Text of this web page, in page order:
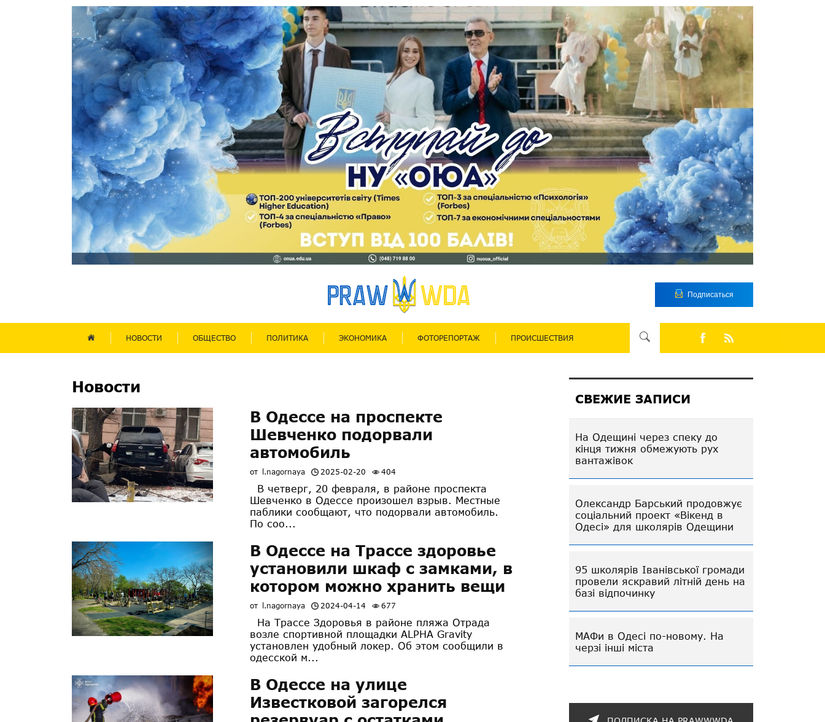
Подписаться
НОВОСТИ ОБЩЕСТВО ПОЛИТИКА ЭКОНОМИКА ФОТОРЕПОРТАЖ ПРОИСШЕСТВИЯ
Новости
В Одессе на проспекте
Шевченко подорвали
автомобиль
от l.nagornaya 2025-02-20 404
В четверг, 20 февраля, в районе проспекта
Шевченко в Одессе произошел взрыв. Местные
паблики сообщают, что подорвали автомобиль.
По соо...
В Одессе на Трассе здоровье
установили шкаф с замками, в
котором можно хранить вещи
от l.nagornaya 2024-04-14 677
На Трассе Здоровья в районе пляжа Отрада
возле спортивной площадки ALPHA Gravity
установлен удобный локер. Об этом сообщили в
одесской м...
В Одессе на улице
Известковой загорелся
СВЕЖИЕ ЗАПИСИ
На Одещині через спеку до
кінця тижня обмежують рух
вантажівок
Олександр Барський продовжує
соціальний проект «Вікенд в
Одесі» для школярів Одещини
95 школярів Іванівської громади
провели яскравий літній день на
базі відпочинку
МАФи в Одесі по-новому. На
черзі інші міста